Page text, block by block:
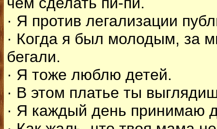
· Я против легализации
· Когда я был молодым, за
бегали.
· Я тоже люблю детей.
· В этом платье ты
· Я каждый день принимаю